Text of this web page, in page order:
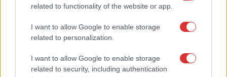
related to functionality of the website or app.
I want to allow Google to enable storage
related to personalization.
I want to allow Google to enable storage
related to security, including authentication